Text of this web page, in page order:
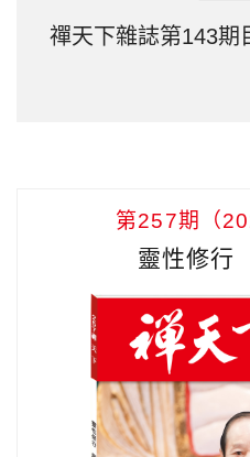
禪天下雜誌第143期
第257期（
靈性修行